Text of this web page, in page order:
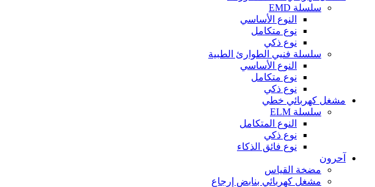
سلسلة EMD
النوع الأساسي
نوع متكامل
نوع ذكي
سلسلة فنيي الطوارئ الطبية
النوع الأساسي
نوع متكامل
نوع ذكي
مشغل كهربائي خطي
سلسلة ELM
النوع المتكامل
نوع ذكي
نوع فائق الذكاء
آحرون
مضخة القياس
مشغل كهربائي بنابض إرجاع